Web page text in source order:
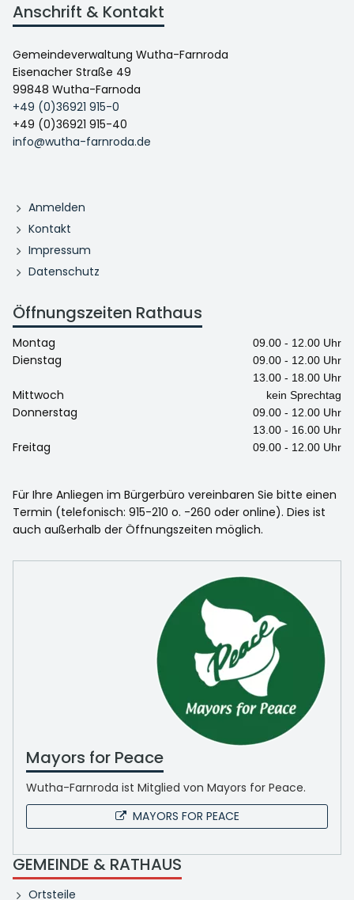
Anschrift & Kontakt
Gemeindeverwaltung Wutha-Farnroda
Eisenacher Straße 49
99848 Wutha-Farnoda
+49 (0)36921 915-0
+49 (0)36921 915-40
info@wutha-farnroda.de
Anmelden
Kontakt
Impressum
Datenschutz
Öffnungszeiten Rathaus
Montag 09.00 - 12.00 Uhr
Dienstag
09.00 - 12.00 Uhr
13.00 - 18.00 Uhr
Mittwoch kein Sprechtag
Donnerstag
09.00 - 12.00 Uhr
13.00 - 16.00 Uhr
Freitag 09.00 - 12.00 Uhr
Für Ihre Anliegen im Bürgerbüro vereinbaren Sie bitte einen
Termin (telefonisch: 915-210 o. -260 oder online). Dies ist
auch außerhalb der Öffnungszeiten möglich.
Mayors for Peace
Wutha-Farnroda ist Mitglied von Mayors for Peace.
MAYORS FOR PEACE
GEMEINDE & RATHAUS
Ortsteile